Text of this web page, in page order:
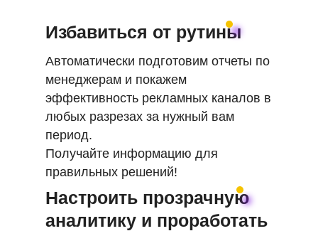
Избавиться от рутины
Настроить прозрачную
аналитику и проработать
Автоматически подготовим отчеты по
менеджерам и покажем
эффективность рекламных каналов в
любых разрезах за нужный вам
период.
Получайте информацию для
правильных решений!